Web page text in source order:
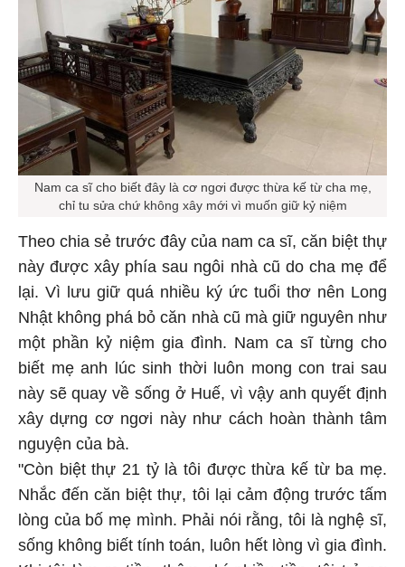
Nam ca sĩ cho biết đây là cơ ngơi được thừa kế từ cha mẹ,
chỉ tu sửa chứ không xây mới vì muốn giữ kỷ niệm
Theo chia sẻ trước đây của nam ca sĩ, căn biệt thự
này được xây phía sau ngôi nhà cũ do cha mẹ để
lại. Vì lưu giữ quá nhiều ký ức tuổi thơ nên Long
Nhật không phá bỏ căn nhà cũ mà giữ nguyên như
một phần kỷ niệm gia đình. Nam ca sĩ từng cho
biết mẹ anh lúc sinh thời luôn mong con trai sau
này sẽ quay về sống ở Huế, vì vậy anh quyết định
xây dựng cơ ngơi này như cách hoàn thành tâm
nguyện của bà.
"Còn biệt thự 21 tỷ là tôi được thừa kế từ ba mẹ.
Nhắc đến căn biệt thự, tôi lại cảm động trước tấm
lòng của bố mẹ mình. Phải nói rằng, tôi là nghệ sĩ,
sống không biết tính toán, luôn hết lòng vì gia đình.